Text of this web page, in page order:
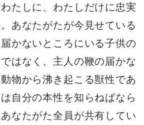
たしに、わたしだけに忠実
あなたがたが今見せている
かないところにいる子供の
はなく、主人の鞭の届かな
物から沸き起こる獣性であ
自分の本性を知らねばなら
なたがた全員が共有してい